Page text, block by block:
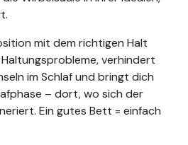
mit dem richtigen Halt
verhindert
im Schlaf und bringt dich
– dort, wo sich der
Ein gutes Bett = einfach